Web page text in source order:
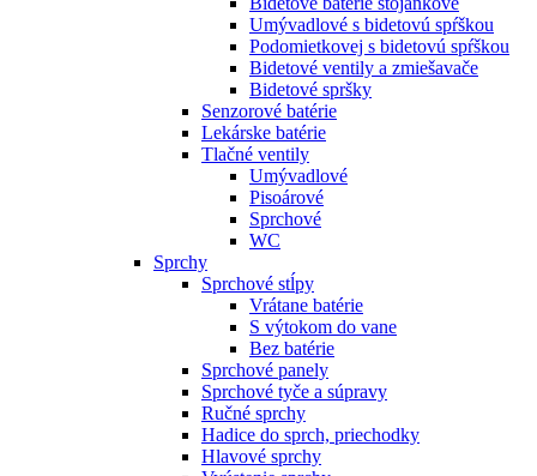
Umývadlové s bidetovú spŕškou
Podomietkovej s bidetovú spŕškou
Bidetové ventily a zmiešavače
Bidetové spršky
Senzorové batérie
Lekárske batérie
Tlačné ventily
Umývadlové
Pisoárové
Sprchové
WC
Sprchy
Sprchové stĺpy
Vrátane batérie
S výtokom do vane
Bez batérie
Sprchové panely
Sprchové tyče a súpravy
Ručné sprchy
Hadice do sprch, priechodky
Hlavové sprchy